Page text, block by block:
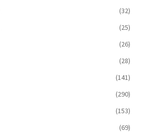
(32)
(25)
(26)
(28)
(141)
(290)
(153)
(69)